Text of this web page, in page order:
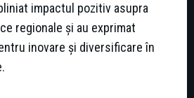
impactul pozitiv asupra
regionale și au exprimat
inovare și diversificare în